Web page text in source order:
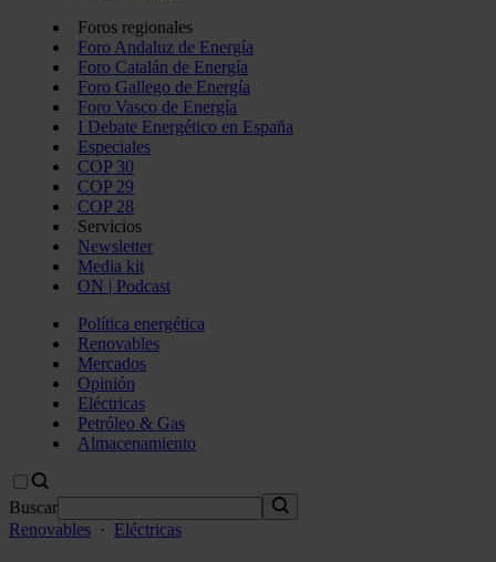
Foros regionales
Foro Andaluz de Energía
Foro Catalán de Energía
Foro Gallego de Energía
Foro Vasco de Energía
I Debate Energético en España
Especiales
COP 30
COP 29
COP 28
Servicios
Newsletter
Media kit
ON | Podcast
Política energética
Renovables
Mercados
Opinión
Eléctricas
Petróleo & Gas
Almacenamiento
Buscar
Renovables · Eléctricas